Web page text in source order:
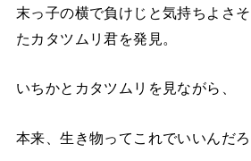
末っ子の横で負けじと気持ちよさ
たカタツムリ君を発見。
いちかとカタツムリを見ながら、
本来、生き物ってこれでいいんだろ